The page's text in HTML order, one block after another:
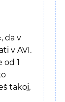
da v
v AVI.
1
takoj,